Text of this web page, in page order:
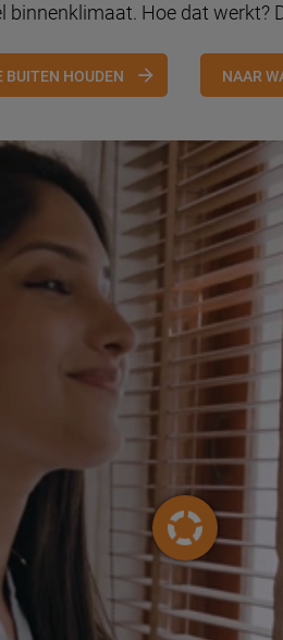
binnenklimaat. Hoe dat werkt?
BUITEN HOUDEN NAAR